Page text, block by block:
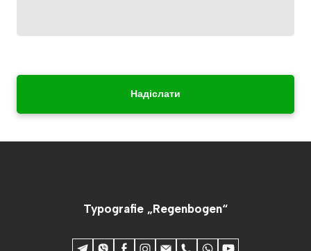
Надіслати
Typografie „Regenbogen“